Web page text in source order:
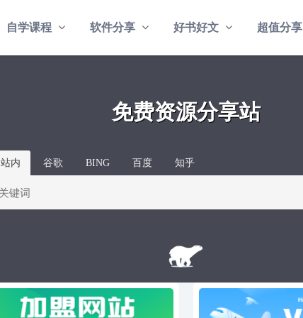
自学课程 软件分享 好书好文 超值分享
免费资源分享站
站内 谷歌 BING 百度 知乎